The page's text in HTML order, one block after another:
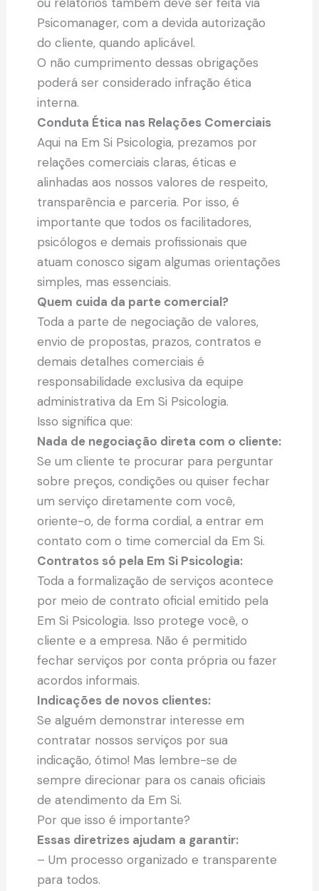
Psicomanager, com a devida autorização
do cliente, quando aplicável.
O não cumprimento dessas obrigações
poderá ser considerado infração ética
interna.
Conduta Ética nas Relações Comerciais
Aqui na Em Si Psicologia, prezamos por
relações comerciais claras, éticas e
alinhadas aos nossos valores de respeito,
transparência e parceria. Por isso, é
importante que todos os facilitadores,
psicólogos e demais profissionais que
atuam conosco sigam algumas orientações
simples, mas essenciais.
Quem cuida da parte comercial?
Toda a parte de negociação de valores,
envio de propostas, prazos, contratos e
demais detalhes comerciais é
responsabilidade exclusiva da equipe
administrativa da Em Si Psicologia.
Isso significa que:
Nada de negociação direta com o cliente:
Se um cliente te procurar para perguntar
sobre preços, condições ou quiser fechar
um serviço diretamente com você,
oriente-o, de forma cordial, a entrar em
contato com o time comercial da Em Si.
Contratos só pela Em Si Psicologia:
Toda a formalização de serviços acontece
por meio de contrato oficial emitido pela
Em Si Psicologia. Isso protege você, o
cliente e a empresa. Não é permitido
fechar serviços por conta própria ou fazer
acordos informais.
Indicações de novos clientes:
Se alguém demonstrar interesse em
contratar nossos serviços por sua
indicação, ótimo! Mas lembre-se de
sempre direcionar para os canais oficiais
de atendimento da Em Si.
Por que isso é importante?
Essas diretrizes ajudam a garantir:
– Um processo organizado e transparente
para todos.